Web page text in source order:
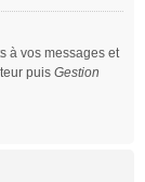
à vos messages et
puis Gestion